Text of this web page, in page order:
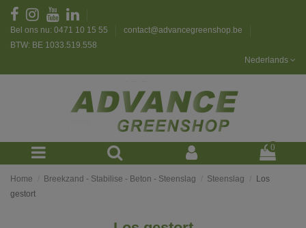
Bel ons nu: 0471 10 15 55
contact@advancegreenshop.be
BTW: BE 1033.519.558
Nederlands
0
Home Breekzand - Stabilise - Beton - Steenslag Steenslag
Los
gestort